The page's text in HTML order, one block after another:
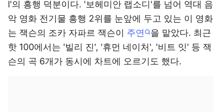
l'의 흥행 덕분이다. '보헤미안 랩소디'를 넘어 역대 음
악 영화 전기물 흥행 2위를 눈앞에 두고 있는 이 영화
는 잭슨의 조카 자파르 잭슨이 주연
을 맡았다. 최근
핫 100에서는 '빌리 진', '휴먼 네이처', '비트 잇' 등 잭
슨의 곡 6개가 동시에 차트에 오르기도 했다.